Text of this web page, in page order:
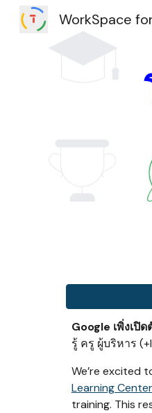
WorkSpace
Google เพิ่งเปิด
รู้ ครู ผู้บริหาร
We’re excited
Learning Center
training. This